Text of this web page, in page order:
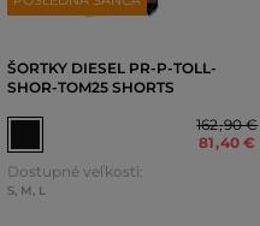
ŠORTKY DIESEL PR-P-TOLL-
SHOR-TOM25 SHORTS
162,90 €
81,40 €
Dostupné veľkosti:
S, M, L